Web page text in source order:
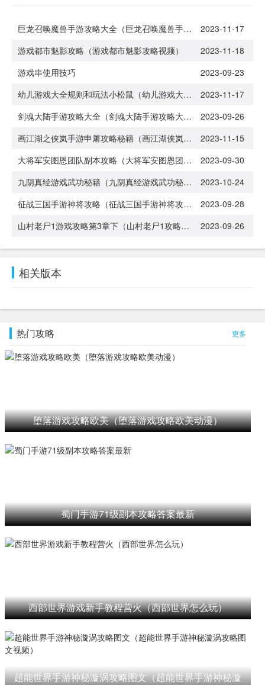
巨龙召唤魔兽手游攻略大全（巨龙召唤魔兽手游攻略大全图文）
2023-11-17
游戏都市魅影攻略（游戏都市魅影攻略视频）
2023-11-18
游戏串使用技巧
2023-09-23
幼儿游戏大全规则和玩法小松鼠（幼儿游戏大全规则和玩法小松鼠教案）
2023-11-17
剑魂大陆手游攻略大全（剑魂大陆手游攻略大全最新）
2023-09-26
画江湖之侠岚手游申屠攻略秘籍（画江湖侠岚手游官网论坛）
2023-11-15
大将军安图恩团队副本攻略（大将军安图恩团队副本攻略视频）
2023-09-30
九阴真经游戏武功秘籍（九阴真经游戏武功秘籍怎么用）
2023-10-24
征战三国手游神将攻略（征战三国手游神将攻略大全）
2023-09-28
山村老尸1游戏攻略第3章下（山村老尸1攻略第三章）
2023-09-26
相关版本
热门攻略 更多
堕落游戏攻略欧美（堕落游戏攻略欧美动漫）
蜀门手游71级副本攻略答案最新
西部世界游戏新手教程营火（西部世界怎么玩）
超能世界手游神秘漩涡攻略图文（超能世界手游神秘漩